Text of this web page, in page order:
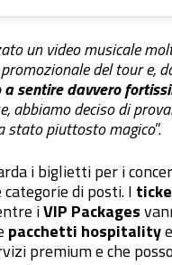
un video musicale
del tour e,
sentire davvero
abbiamo deciso di
stato piuttosto magico”.
i biglietti per i
di posti. I
iVIP Packages
pacchetti hospitality
premium e che